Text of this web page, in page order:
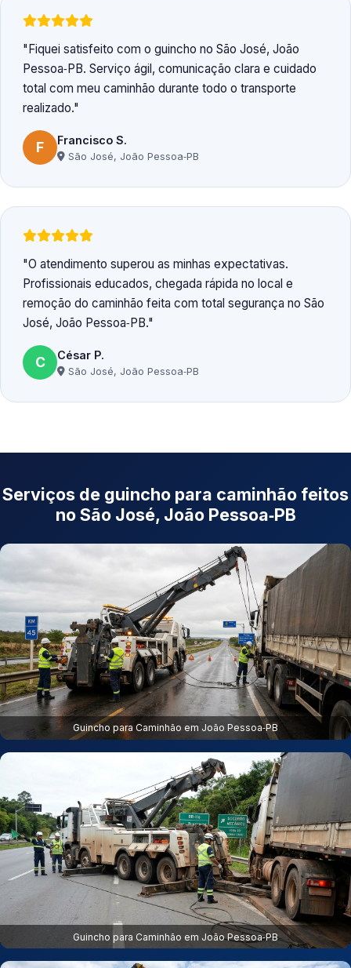
Fiquei satisfeito com o guincho no São José, João
Pessoa‑PB. Serviço ágil, comunicação clara e cuidado
total com meu caminhão durante todo o transporte
realizado.
F Francisco S.
São José, João Pessoa‑PB
O atendimento superou as minhas expectativas.
Profissionais educados, chegada rápida no local e
remoção do caminhão feita com total segurança no São
José, João Pessoa‑PB.
C César P.
São José, João Pessoa‑PB
Serviços de guincho para caminhão feitos
no São José, João Pessoa‑PB
Guincho para Caminhão em João Pessoa‑PB
Guincho para Caminhão em João Pessoa‑PB